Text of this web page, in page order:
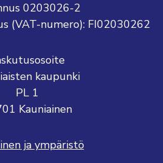
0203026-2
(VAT-numero): FI02030262
kaupunki
PL 1
Kauniainen
ja ympäristö